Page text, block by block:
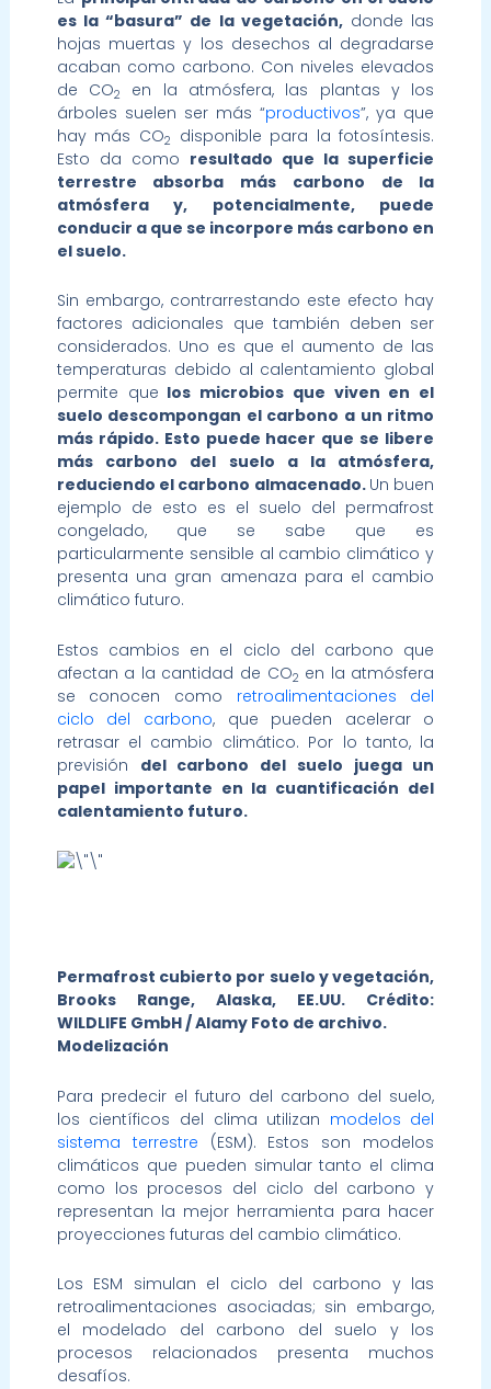
es la “basura” de la vegetación,donde las
hojas muertas y los desechos al degradarse
acaban como carbono. Con niveles elevados
de CO2
en la atmósfera, las plantas y los
árboles suelen ser más “productivos”, ya que
hay más CO2
disponible para la fotosíntesis.
Esto da como resultado que la superficie
terrestre absorba más carbono de la
atmósfera y, potencialmente, puede
conducir a que se incorpore más carbono en
el suelo.
Sin embargo, contrarrestando este efecto hay
factores adicionales que también deben ser
considerados. Uno es que el aumento de las
temperaturas debido al calentamiento global
permite que los microbios que viven en el
suelo descompongan el carbono a un ritmo
más rápido. Esto puede hacer que se libere
más carbono del suelo a la atmósfera,
reduciendo el carbono almacenado. Un buen
ejemplo de esto es el suelo del permafrost
congelado, que se sabe que es
particularmente sensible al cambio climático y
presenta una gran amenaza para el cambio
climático futuro.
Estos cambios en el ciclo del carbono que
afectan a la cantidad de CO2 en la atmósfera
se conocen como retroalimentaciones del
ciclo del carbono, que pueden acelerar o
retrasar el cambio climático. Por lo tanto, la
previsión del carbono del suelo juega un
papel importante en la cuantificación del
calentamiento futuro.
Permafrost cubierto por suelo y vegetación,
Brooks Range, Alaska, EE.UU. Crédito:
WILDLIFE GmbH / Alamy Foto de archivo.
Modelización
Para predecir el futuro del carbono del suelo,
los científicos del clima utilizan modelos del
sistema terrestre (ESM). Estos son modelos
climáticos que pueden simular tanto el clima
como los procesos del ciclo del carbono y
representan la mejor herramienta para hacer
proyecciones futuras del cambio climático.
Los ESM simulan el ciclo del carbono y las
retroalimentaciones asociadas; sin embargo,
el modelado del carbono del suelo y los
procesos relacionados presenta muchos
desafíos.